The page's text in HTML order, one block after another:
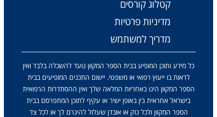
קטלוג קורסים
מדיניות פרטיות
מדריך למשתמש
כל מידע ותוכן המופיע בבית הספר המקוון נועד להשכלה בלבד ואין
לראות בו ייעוץ רפואי או משפטי. יישום התכנים המופיעים בבית
הספר המקוון הינו באחריות המלאה שלך ואין ההסתדרות הרפואית
בישראל אחראית בין באופן ישיר או עקיף לתוכן המתפרסם בבית
הספר המקוון ולכל נזק או אובדן שעלול להיגרם לך או לכל צד